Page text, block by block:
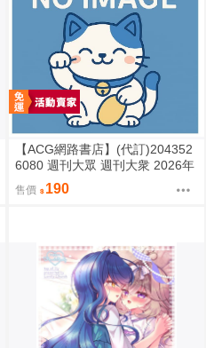
【ACG網路書店】(代訂)204352
6080 週刊大眾 週刊大衆 2026年
8月31日號 附:海報
售價 190